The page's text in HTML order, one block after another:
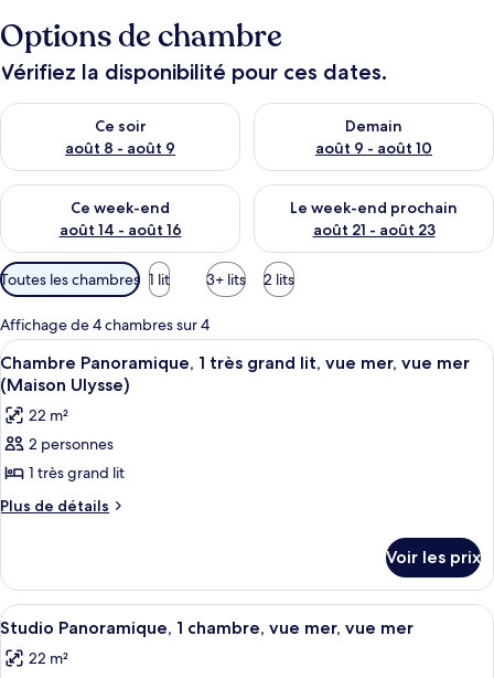
Options de chambre
Vérifiez la disponibilité pour ces dates.
Ce soir
août 8 - août 9
Vérifier la disponibilité pour ce soir août 8 - août 9
Demain
août 9 - août 10
Vérifier la disponibilité pour
Ce week-end
août 14 - août 16
Vérifier la disponibilité pour ce week-end août 14 - août 16
Le week-end prochain
août 21 - août 23
Vérifier la disponibilité pour
Filtres
disponibles
pour
les
chambres
Toutes les chambres 1 lit 3+ lits 2 lits
Affichage de 4 chambres sur 4
Afficher
toutes
les
photos
pour
ce
type
Chambre
Panoramique,
1
très
Un bungalow en bois, avec un toit
8
Chambre Panoramique, 1 très grand lit, vue mer, vue mer
(Maison Ulysse)
22 m²
2 personnes
1 très grand lit
Plus de détails
Plus
le
type
de
Chambre
Voir les prix
Afficher
toutes
les
Un lit à baldaquin à quatre poteaux,
9
Studio Panoramique, 1 chambre, vue mer, vue mer
22 m²